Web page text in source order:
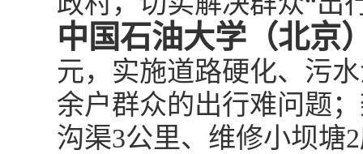
中国石油大学（北京
元，实施道路硬化、污
余户群众的出行难问题
沟渠3公里、维修小坝塘